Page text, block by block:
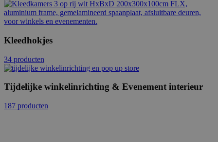
Kleedhokjes
34 producten
Tijdelijke winkelinrichting & Evenement interieur
187 producten